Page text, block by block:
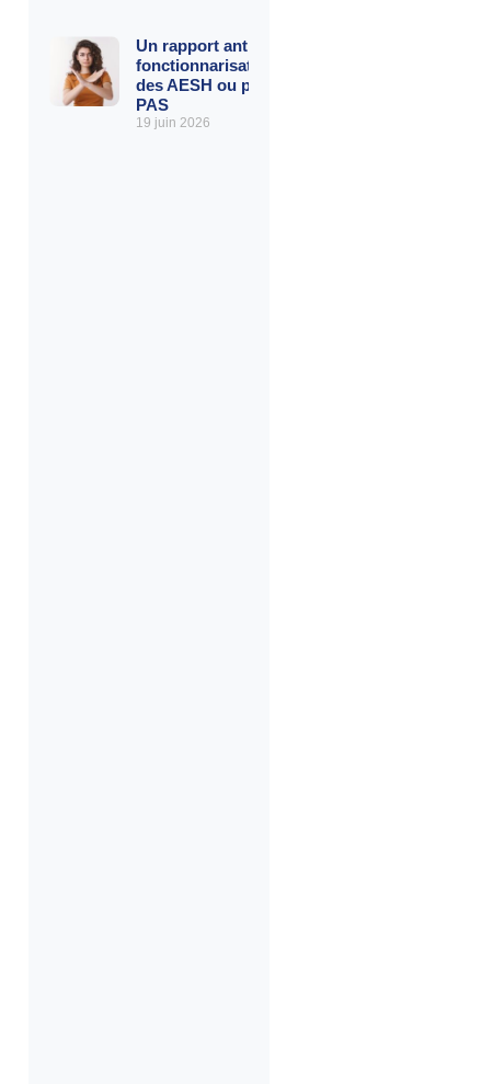
Un rapport anti-
fonctionnarisation
des AESH ou pro
PAS
19 juin 2026